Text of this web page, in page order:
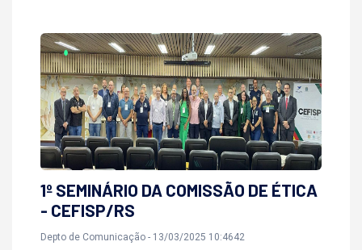
1º SEMINÁRIO DA COMISSÃO DE ÉTICA
- CEFISP/RS
Depto de Comunicação - 13/03/2025 10:4642